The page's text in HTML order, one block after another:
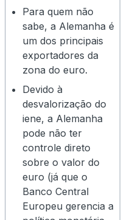
Para quem não
sabe, a Alemanha é
um dos principais
exportadores da
zona do euro.
Devido à
desvalorização do
iene, a Alemanha
pode não ter
controle direto
sobre o valor do
euro (já que o
Banco Central
Europeu gerencia a